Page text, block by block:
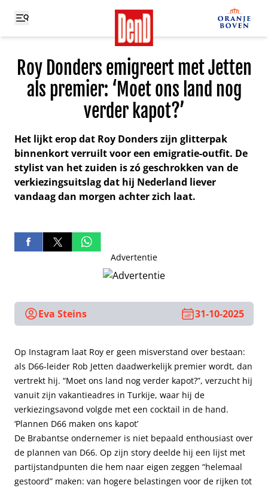
Roy Donders emigreert met Jetten
als premier: ‘Moet ons land nog
verder kapot?’
Het lijkt erop dat Roy Donders zijn glitterpak
binnenkort verruilt voor een emigratie-outfit. De
stylist van het zuiden is zó geschrokken van de
verkiezingsuitslag dat hij Nederland liever
vandaag dan morgen achter zich laat.
Advertentie
Eva Steins 31-10-2025
Op Instagram laat Roy er geen misverstand over bestaan:
als D66-leider Rob Jetten daadwerkelijk premier wordt, dan
vertrekt hij. “Moet ons land nog verder kapot?”, verzucht hij
vanuit zijn vakantieadres in Turkije, waar hij de
verkiezingsavond volgde met een cocktail in de hand.
‘Plannen D66 maken ons kapot’
De Brabantse ondernemer is niet bepaald enthousiast over
de plannen van D66. Op zijn story deelde hij een lijst met
partijstandpunten die hem naar eigen zeggen “helemaal
gestoord” maken: van hogere belastingen voor de rijken tot